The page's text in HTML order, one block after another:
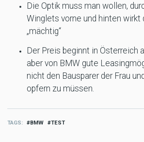
Die Optik muss man wollen,
Winglets vorne und hinten wirkt
„mächtig“
Der Preis beginnt in Österreich
aber von BMW gute
nicht den Bausparer der Frau
opfern zu müssen.
TAGS BMW TEST